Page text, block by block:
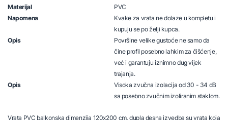
Materijal
PVC
Napomena
Kvake za vrata ne dolaze u kompletu i
kupuju se po želji kupca.
Opis
Površine velike gustoće ne samo da
čine profil posebno lahkim za čišćenje,
već i garantuju iznimno dug vijek
trajanja.
Opis
Visoka zvučna izolacija od 30 - 34 dB
sa posebno zvučnim izoliranim staklom.
Vrata PVC balkonska dimenzija 120x200 cm, dupla desna izvedba su vrata koja